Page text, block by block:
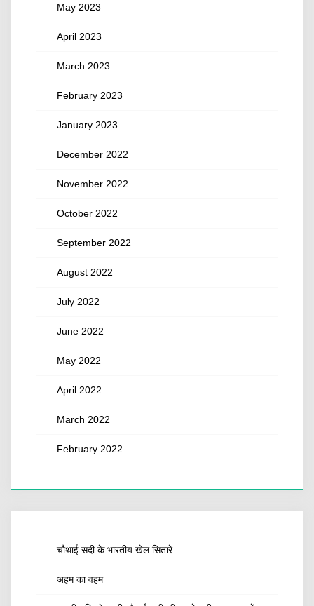
May 2023
April 2023
March 2023
February 2023
January 2023
December 2022
November 2022
October 2022
September 2022
August 2022
July 2022
June 2022
May 2022
April 2022
March 2022
February 2022
चौथाई सदी के भारतीय खेल सितारे
अहम का वहम